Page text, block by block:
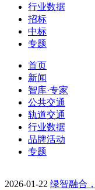
行业数据
招标
中标
专题
首页
新闻
智库·专家
公共交通
轨道交通
行业数据
品牌活动
专题
2026-01-22 绿智融合